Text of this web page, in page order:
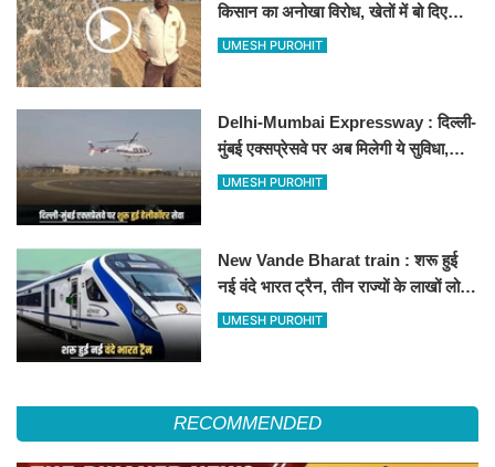
किसान का अनोखा विरोध, खेतों में बो दिए
500-500 रुपए के नोट, वीडियो वायरल
UMESH PUROHIT
Delhi-Mumbai Expressway : दिल्ली-
मुंबई एक्सप्रेसवे पर अब मिलेगी ये सुविधा,
हेलीकॉप्टर सर्विस से तुरंत घायल पहुंचेगा
UMESH PUROHIT
New Vande Bharat train : शरू हुई
नई वंदे भारत ट्रैन, तीन राज्यों के लाखों लोगों
का सफर होगा आसान, देखें पूरा रूटमैप
UMESH PUROHIT
RECOMMENDED